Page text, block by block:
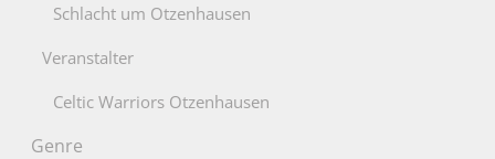
Schlacht um Otzenhausen
Veranstalter
Celtic Warriors Otzenhausen
Genre